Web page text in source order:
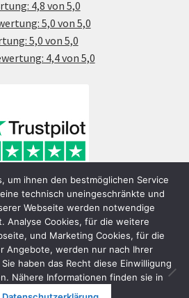
4,8 von 5,0
5,0 von 5,0
5,0 von 5,0
4,4 von 5,0
Elektromobilität 2026
um ihnen den bestmöglichen Service
technisch uneingeschränkte und
Webseite werden notwendige
Analyse Cookies, für die weitere
und Marketing Cookies, für die
Angebote, werden nur nach Ihrer
haben das Recht diese Einwilligung
Nähere Informationen finden sie in